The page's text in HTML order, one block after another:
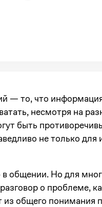
— то, что
несмотря на
быть
не только для
общении. Но для
о проблеме,
из общего